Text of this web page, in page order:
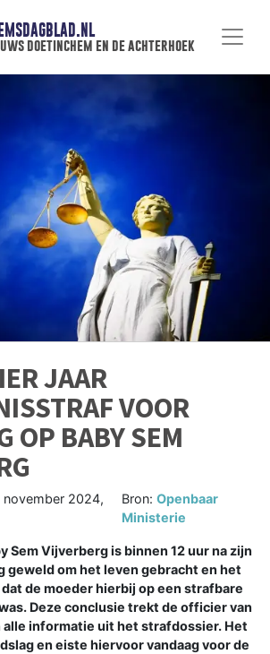
doetinchem en de achterhoek
JAAR
VOOR
OP BABY SEM
november 2024,
Bron:Openbaar
Ministerie
Sem Vijverberg is binnen 12 uur na zijn
geweld om het leven gebracht en het
de moeder hierbij op een strafbare
Deze conclusie trekt de officier van
alle informatie uit het strafdossier. Het
en eiste hiervoor vandaag voor de